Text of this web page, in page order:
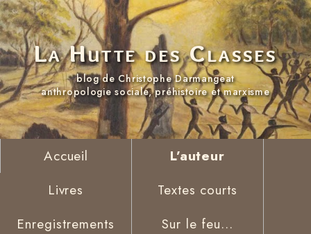
La Hutte des Classes
blog de Christophe Darmangeat
anthropologie sociale, préhistoire et marxisme
Accueil
L’auteur
Livres
Textes courts
Enregistrements
Sur le feu...